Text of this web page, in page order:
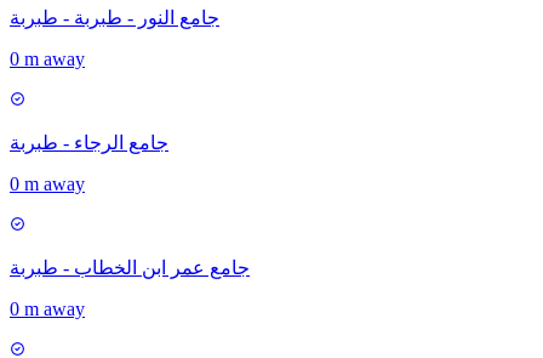
جامع النور - طبربة - طبربة
0 m away
جامع الرجاء - طبربة
0 m away
جامع عمر ابن الخطاب - طبربة
0 m away